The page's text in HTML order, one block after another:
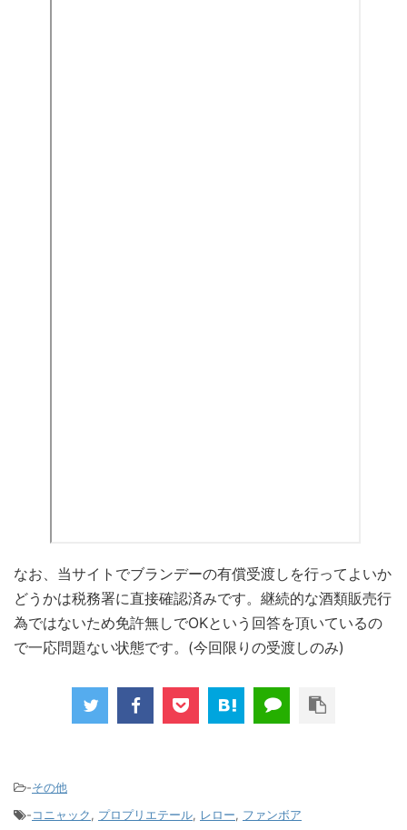
なお、当サイトでブランデーの有償受渡しを行ってよいか
どうかは税務署に直接確認済みです。継続的な酒類販売行
為ではないため免許無しでOKという回答を頂いているの
で一応問題ない状態です。(今回限りの受渡しのみ)
-その他
-コニャック, プロプリエテール, レロー, ファンボア